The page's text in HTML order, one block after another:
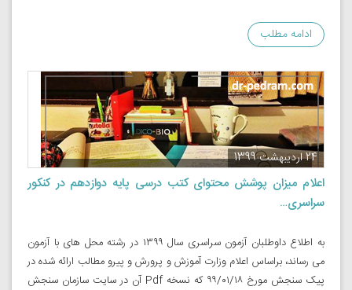
ادامه مطلب
24 اردیبهشت 1399
اعلام میزان پوشش محتوای کتب درسی پایه دوازدهم در کنکور
سراسری…
به اطلاع داوطلبان آزمون سراسری سال ۱۳۹۹ در رشته محل های با آزمون
می رساند، براساس اعلام وزارت آموزش و پرورش و پیرو مطالب ارائه شده در
پیک سنجش مورخ ۹۹/۰۱/۱۸ که نسخه Pdf آن در سایت سازمان سنجش